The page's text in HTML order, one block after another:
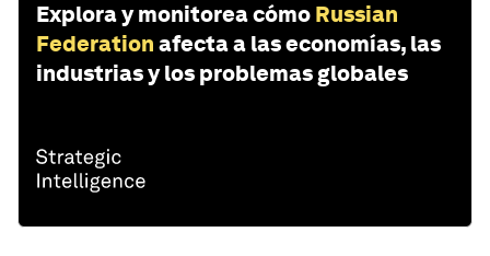
Explora y monitorea cómo Russian
Federation afecta a las economías, las
industrias y los problemas globales